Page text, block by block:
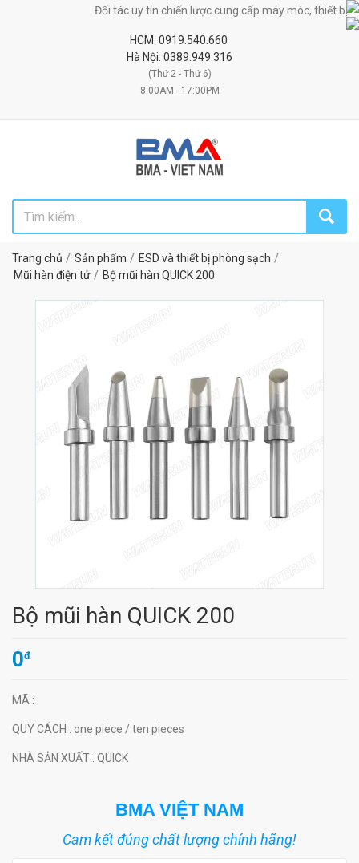
Đối tác uy tín chiến lược cung cấp máy móc, thiết bị, nguyên
HCM: 0919.540.660
Hà Nội: 0389.949.316
(Thứ 2 - Thứ 6)
8:00AM - 17:00PM
Trang chủ Sản phẩm
ESD và thiết bị phòng sạch
Mũi hàn điện tử
Bộ mũi hàn QUICK 200
Bộ mũi hàn QUICK 200
0đ
MÃ :
QUY CÁCH : one piece / ten pieces
NHÀ SẢN XUẤT : QUICK
BMA VIỆT NAM
Cam kết đúng chất lượng chính hãng!